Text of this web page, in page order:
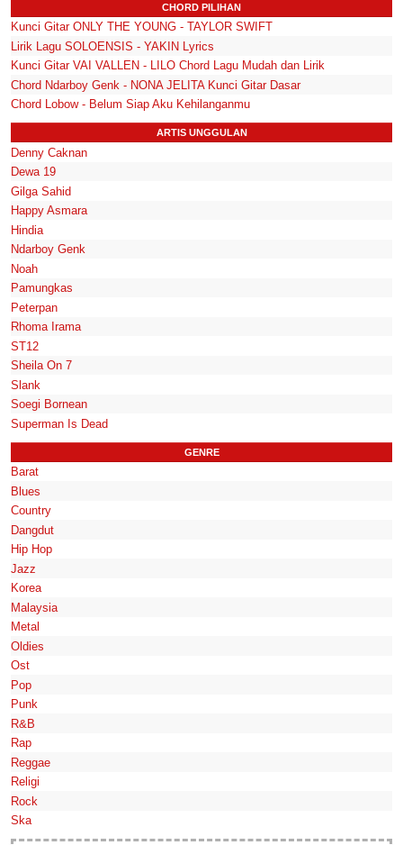
CHORD PILIHAN
Kunci Gitar ONLY THE YOUNG - TAYLOR SWIFT
Lirik Lagu SOLOENSIS - YAKIN Lyrics
Kunci Gitar VAI VALLEN - LILO Chord Lagu Mudah dan Lirik
Chord Ndarboy Genk - NONA JELITA Kunci Gitar Dasar
Chord Lobow - Belum Siap Aku Kehilanganmu
ARTIS UNGGULAN
Denny Caknan
Dewa 19
Gilga Sahid
Happy Asmara
Hindia
Ndarboy Genk
Noah
Pamungkas
Peterpan
Rhoma Irama
ST12
Sheila On 7
Slank
Soegi Bornean
Superman Is Dead
GENRE
Barat
Blues
Country
Dangdut
Hip Hop
Jazz
Korea
Malaysia
Metal
Oldies
Ost
Pop
Punk
R&B
Rap
Reggae
Religi
Rock
Ska